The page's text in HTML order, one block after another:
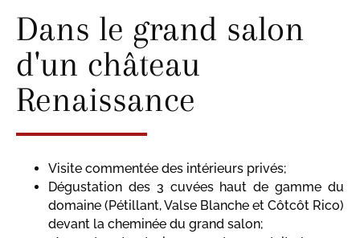
Dans le grand salon
d'un château
Renaissance
Visite commentée des intérieurs privés;
Dégustation des 3 cuvées haut de gamme du
domaine (Pétillant, Valse Blanche et Côtcôt Rico)
devant la cheminée du grand salon;